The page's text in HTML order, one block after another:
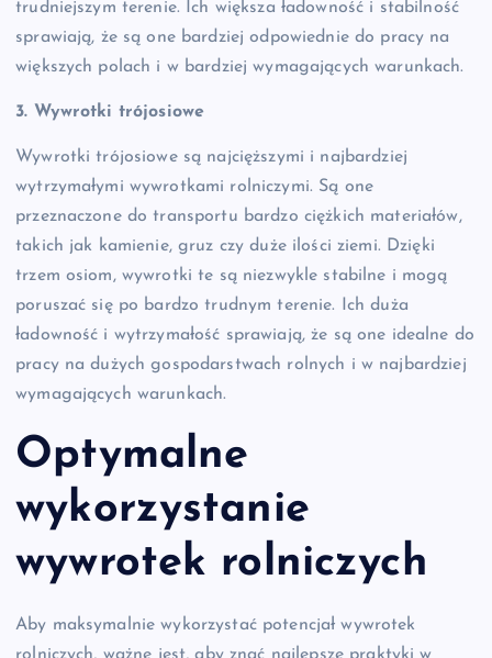
trudniejszym terenie. Ich większa ładowność i stabilność
sprawiają, że są one bardziej odpowiednie do pracy na
większych polach i w bardziej wymagających warunkach.
3. Wywrotki trójosiowe
Wywrotki trójosiowe są najcięższymi i najbardziej
wytrzymałymi wywrotkami rolniczymi. Są one
przeznaczone do transportu bardzo ciężkich materiałów,
takich jak kamienie, gruz czy duże ilości ziemi. Dzięki
trzem osiom, wywrotki te są niezwykle stabilne i mogą
poruszać się po bardzo trudnym terenie. Ich duża
ładowność i wytrzymałość sprawiają, że są one idealne do
pracy na dużych gospodarstwach rolnych i w najbardziej
wymagających warunkach.
Optymalne
wykorzystanie
wywrotek rolniczych
Aby maksymalnie wykorzystać potencjał wywrotek
rolniczych, ważne jest, aby znać najlepsze praktyki w